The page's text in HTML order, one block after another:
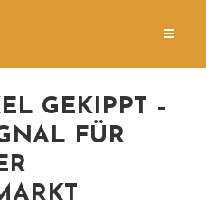
GEKIPPT –
FÜR